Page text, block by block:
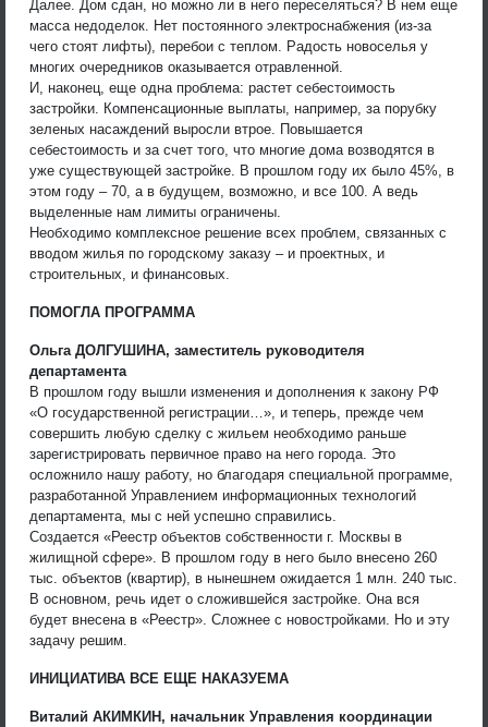
Далее. Дом сдан, но можно ли в него переселяться? В нем еще
масса недоделок. Нет постоянного электроснабжения (из-за
чего стоят лифты), перебои с теплом. Радость новоселья у
многих очередников оказывается отравленной.
И, наконец, еще одна проблема: растет себестоимость
застройки. Компенсационные выплаты, например, за порубку
зеленых насаждений выросли втрое. Повышается
себестоимость и за счет того, что многие дома возводятся в
уже существующей застройке. В прошлом году их было 45%, в
этом году – 70, а в будущем, возможно, и все 100. А ведь
выделенные нам лимиты ограничены.
Необходимо комплексное решение всех проблем, связанных с
вводом жилья по городскому заказу – и проектных, и
строительных, и финансовых.
ПОМОГЛА ПРОГРАММА
Ольга ДОЛГУШИНА, заместитель руководителя
департамента
В прошлом году вышли изменения и дополнения к закону РФ
«О государственной регистрации…», и теперь, прежде чем
совершить любую сделку с жильем необходимо раньше
зарегистрировать первичное право на него города. Это
осложнило нашу работу, но благодаря специальной программе,
разработанной Управлением информационных технологий
департамента, мы с ней успешно справились.
Создается «Реестр объектов собственности г. Москвы в
жилищной сфере». В прошлом году в него было внесено 260
тыс. объектов (квартир), в нынешнем ожидается 1 млн. 240 тыс.
В основном, речь идет о сложившейся застройке. Она вся
будет внесена в «Реестр». Сложнее с новостройками. Но и эту
задачу решим.
ИНИЦИАТИВА ВСЕ ЕЩЕ НАКАЗУЕМА
Виталий АКИМКИН, начальник Управления координации